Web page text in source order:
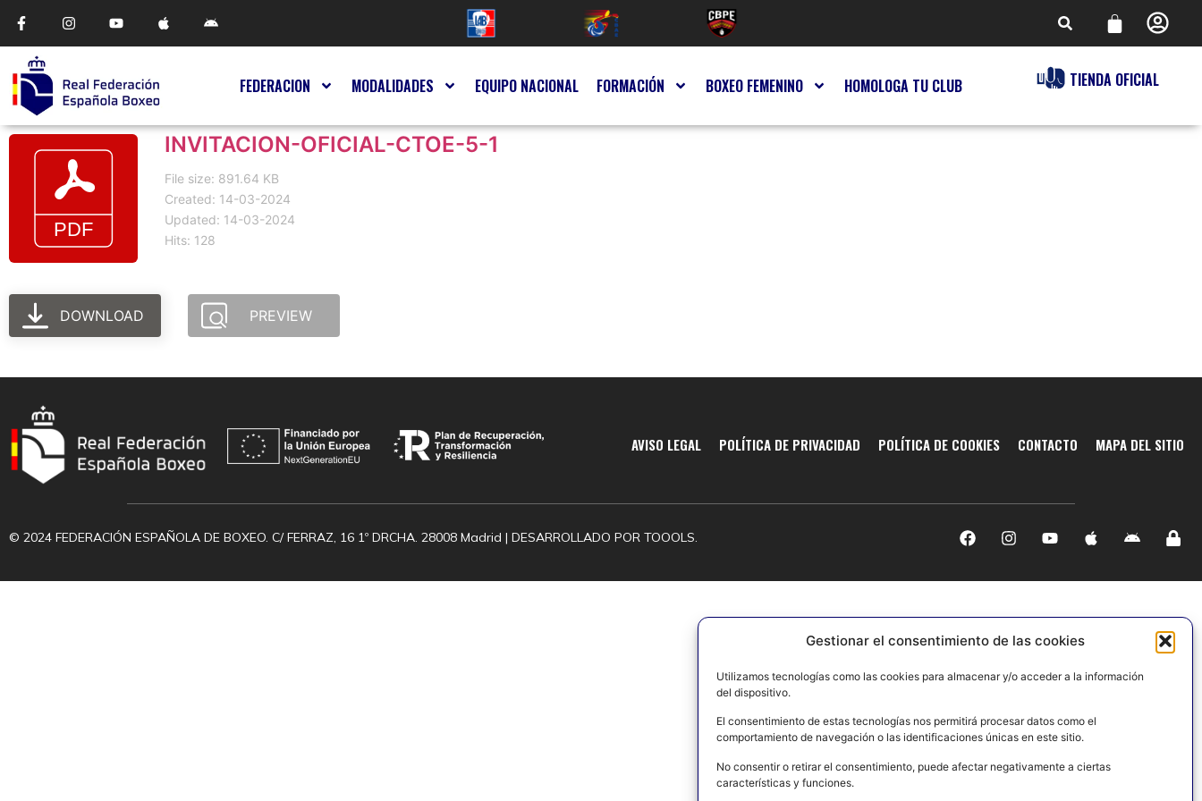
Gestionar el consentimiento de las cookies
Utilizamos tecnologías como las cookies para almacenar y/o acceder a la información
del dispositivo.
El consentimiento de estas tecnologías nos permitirá procesar datos como el
comportamiento de navegación o las identificaciones únicas en este sitio.
No consentir o retirar el consentimiento, puede afectar negativamente a ciertas
características y funciones.
FEDERACION MODALIDADES EQUIPO NACIONAL FORMACIÓN BOXEO FEMENINO HOMOLOGA TU CLUB TIENDA OFICIAL
INVITACION-OFICIAL-CTOE-5-1
File size: 891.64 KB
Created: 14-03-2024
Updated: 14-03-2024
Hits: 128
DOWNLOAD PREVIEW
AVISO LEGAL POLÍTICA DE PRIVACIDAD POLÍTICA DE COOKIES CONTACTO MAPA DEL SITIO
© 2024 FEDERACIÓN ESPAÑOLA DE BOXEO. C/ FERRAZ, 16 1º DRCHA. 28008 Madrid | DESARROLLADO POR TOOOLS.